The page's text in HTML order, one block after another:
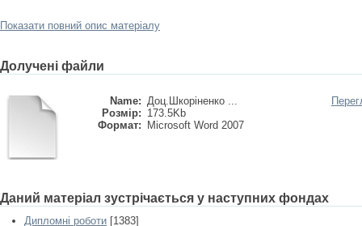
Показати повний опис матеріалу
Долучені файли
Name: Доц.Шкоріненко ...
Розмір: 173.5Kb
Формат:
Microsoft Word 2007
Даний матеріал зустрічається у наступних фондах
Дипломні роботи [1383]